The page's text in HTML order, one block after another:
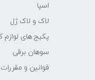
اسپا
لاک و لاک ژل
پکیج های
سوهان برقی
قوانین و